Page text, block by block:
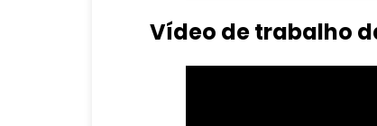
Vídeo de trabalho